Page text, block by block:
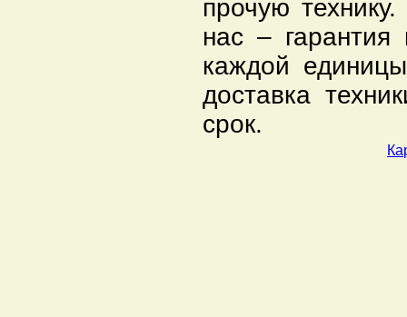
прочую
нас – гарантия
каждой
доставка
срок.